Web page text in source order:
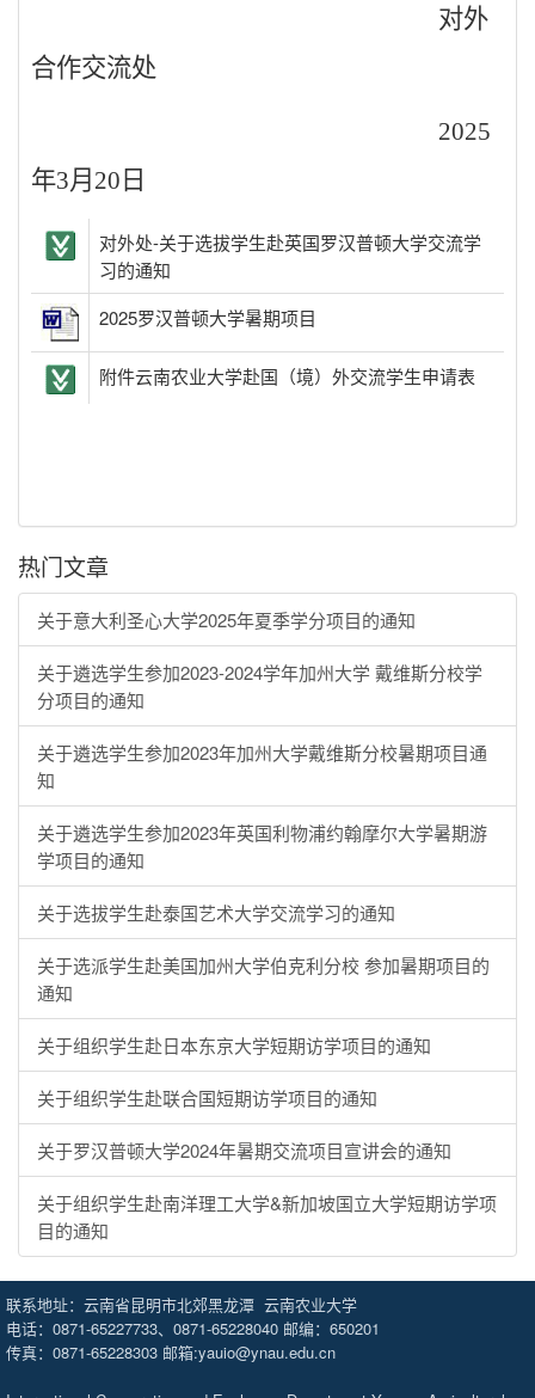
对外
合作交流处
2025
年3月 20 日
对外处-关于选拔学生赴英国罗汉普顿大学交流学
习的通知
2025罗汉普顿大学暑期项目
附件云南农业大学赴国（境）外交流学生申请表
热门文章
关于意大利圣心大学2025年夏季学分项目的通知
关于遴选学生参加2023-2024学年加州大学 戴维斯分校学
分项目的通知
关于遴选学生参加2023年加州大学戴维斯分校暑期项目通
知
关于遴选学生参加2023年英国利物浦约翰摩尔大学暑期游
学项目的通知
关于选拔学生赴泰国艺术大学交流学习的通知
关于选派学生赴美国加州大学伯克利分校 参加暑期项目的
通知
关于组织学生赴日本东京大学短期访学项目的通知
关于组织学生赴联合国短期访学项目的通知
关于罗汉普顿大学2024年暑期交流项目宣讲会的通知
关于组织学生赴南洋理工大学&新加坡国立大学短期访学项
目的通知
联系地址：云南省昆明市北郊黑龙潭 云南农业大学
电话：0871-65227733、0871-65228040 邮编：650201
传真：0871-65228303 邮箱:yauio@ynau.edu.cn